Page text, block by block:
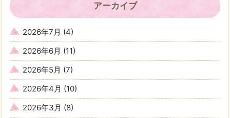
アーカイブ
2026年7月 (4)
2026年6月 (11)
2026年5月 (7)
2026年4月 (10)
2026年3月 (8)